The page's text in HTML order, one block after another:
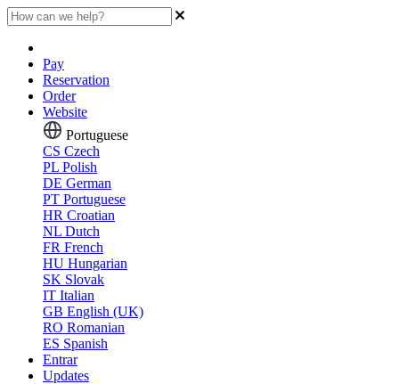
Pay
Reservation
Order
Website
Portuguese
CS Czech
PL Polish
DE German
PT Portuguese
HR Croatian
NL Dutch
FR French
HU Hungarian
SK Slovak
IT Italian
GB English (UK)
RO Romanian
ES Spanish
Entrar
Updates